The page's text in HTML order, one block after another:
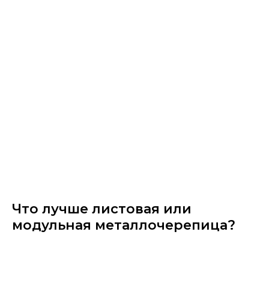
Что лучше листовая или
модульная металлочерепица?